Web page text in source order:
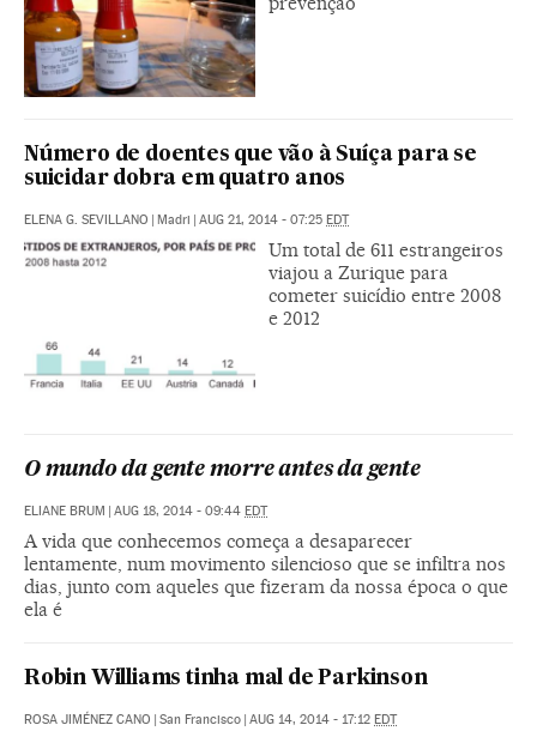
Número de doentes que vão à Suíça para se
suicidar dobra em quatro anos
ELENA G. SEVILLANO Madri AUG 21, 2014 - 07:25 EDT
Um total de 611 estrangeiros
viajou a Zurique para
cometer suicídio entre 2008
e 2012
O mundo da gente morre antes da gente
ELIANE BRUM AUG 18, 2014 - 09:44 EDT
A vida que conhecemos começa a desaparecer
lentamente, num movimento silencioso que se infiltra nos
dias, junto com aqueles que fizeram da nossa época o que
ela é
Robin Williams tinha mal de Parkinson
ROSA JIMÉNEZ CANO San Francisco AUG 14, 2014 - 17:12 EDT